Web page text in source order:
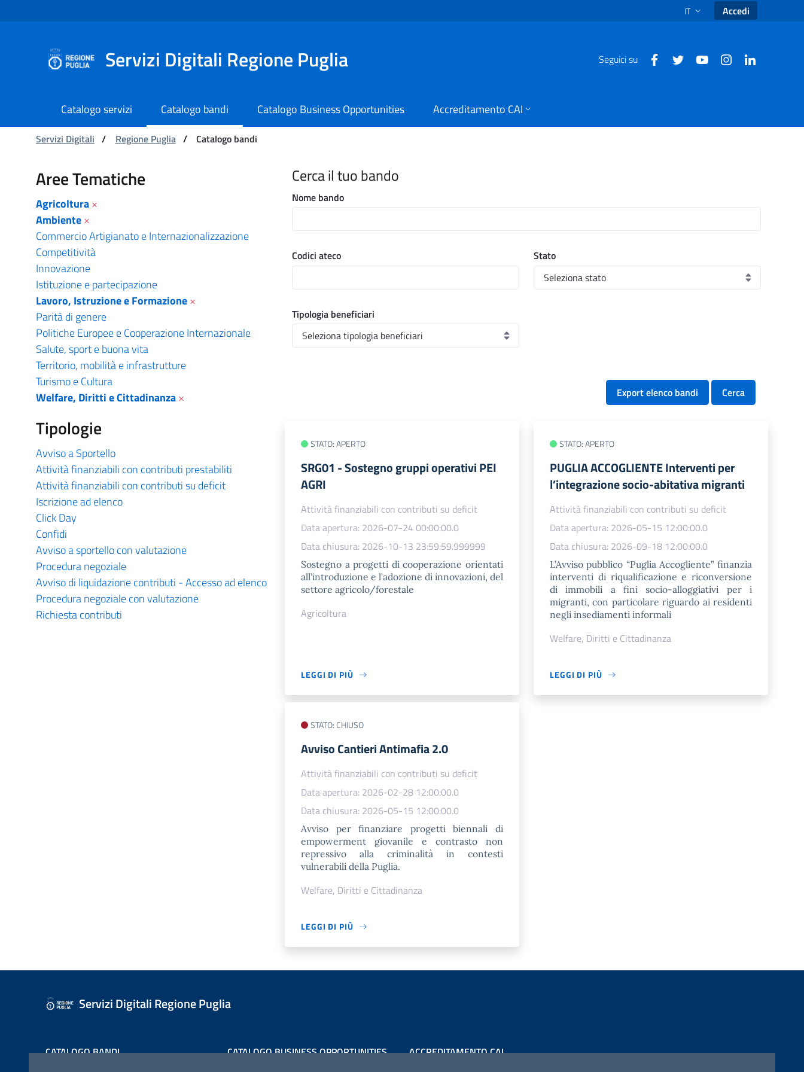
Navigazione SELEZIONE LINGUA: LINGUA
IT Accedi
Servizi Digitali Regione Puglia Seguici su
Catalogo servizi Catalogo bandi Catalogo Business Opportunities
Accreditamento CAI
Ti trovi in:
Servizi Digitali / Regione Puglia / Catalogo bandi
Catalogo bandi - Servizi Digitali Regione Puglia
Aree Tematiche
Agricoltura×
Ambiente×
Commercio Artigianato e Internazionalizzazione
Competitività
Innovazione
Istituzione e partecipazione
Lavoro, Istruzione e Formazione×
Parità di genere
Politiche Europee e Cooperazione Internazionale
Salute, sport e buona vita
Territorio, mobilità e infrastrutture
Turismo e Cultura
Welfare, Diritti e Cittadinanza×
Tipologie
Avviso a Sportello
Attività finanziabili con contributi prestabiliti
Attività finanziabili con contributi su deficit
Iscrizione ad elenco
Click Day
Confidi
Avviso a sportello con valutazione
Procedura negoziale
Avviso di liquidazione contributi - Accesso ad elenco
Procedura negoziale con valutazione
Richiesta contributi
Cerca il tuo bando
Nome bando
Codici ateco Stato
Tipologia beneficiari
Export elenco bandi Cerca
STATO: APERTO
SRG01 - Sostegno gruppi operativi PEI
AGRI
Attività finanziabili con contributi su deficit
Data apertura: 2026-07-24 00:00:00.0
Data chiusura: 2026-10-13 23:59:59.999999
Sostegno a progetti di cooperazione orientati
all’introduzione e l’adozione di innovazioni, del
settore agricolo/forestale
Agricoltura
LEGGI DI PIÙ
STATO: APERTO
PUGLIA ACCOGLIENTE Interventi per
l’integrazione socio-abitativa migranti
Attività finanziabili con contributi su deficit
Data apertura: 2026-05-15 12:00:00.0
Data chiusura: 2026-09-18 12:00:00.0
L’Avviso pubblico “Puglia Accogliente” finanzia
interventi di riqualificazione e riconversione
di immobili a fini socio-alloggiativi per i
migranti, con particolare riguardo ai residenti
negli insediamenti informali
Welfare, Diritti e Cittadinanza
LEGGI DI PIÙ
STATO: CHIUSO
​Avviso Cantieri Antimafia 2.0
Attività finanziabili con contributi su deficit
Data apertura: 2026-02-28 12:00:00.0
Data chiusura: 2026-05-15 12:00:00.0
Avviso per finanziare progetti biennali di
empowerment giovanile e contrasto non
repressivo alla criminalità in contesti
vulnerabili della Puglia.
Welfare, Diritti e Cittadinanza
LEGGI DI PIÙ
Servizi Digitali Regione Puglia
CATALOGO BANDI CATALOGO BUSINESS OPPORTUNITIES
ACCREDITAMENTO CAI